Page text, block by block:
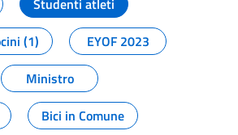
Studenti atleti
(1)
EYOF 2023
Ministro
Bici in Comune